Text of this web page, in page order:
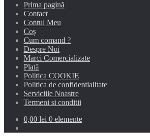
Prima pagină
Contact
Contul Meu
Coș
Cum comand ?
Despre Noi
Marci Comercializate
Plată
Politica COOKIE
Politica de confidentialitate
Serviciile Noastre
Termeni si conditii
0,00 lei 0 elemente